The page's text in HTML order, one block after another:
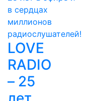
LOVE
RADIO
– 25